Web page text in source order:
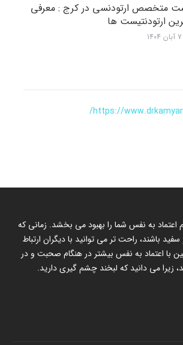
متخصص ارتودنسی در کرج : معرفی
ارتودنتیست ها
https://
اعتماد به نفس شما را بهبود می بخشد. زمانی که
باشند، راحت تر می توانید با دیگران ارتباط
با اعتماد به نفس بیشتر در هنگام صحبت و در
زیرا می دانید که لبخند چشم گیری دارید.